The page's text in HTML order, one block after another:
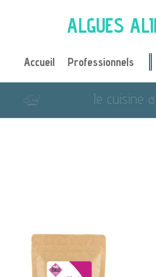
ALGUES
Accueil Professionnels
Nos